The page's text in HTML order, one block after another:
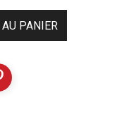
PANIER